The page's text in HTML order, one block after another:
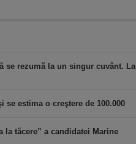
se rezumă la un singur cuvânt. La
estima o creştere de 100.000
la tăcere” a candidatei Marine